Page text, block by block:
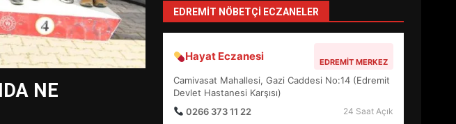
NE
EDREMIT NÖBETÇI ECZANELER
Hayat Eczanesi EDREMIT MERKEZ
Camivasat Mahallesi, Gazi Caddesi No:14 (Edremit
Devlet Hastanesi Karşısı)
0266 373 11 22
24 Saat Açık
4
BAŞARDI?
5
BALIKESİR MÜZELERİNDE
SÜRE UZATILDI: NE DEĞİŞTİ?